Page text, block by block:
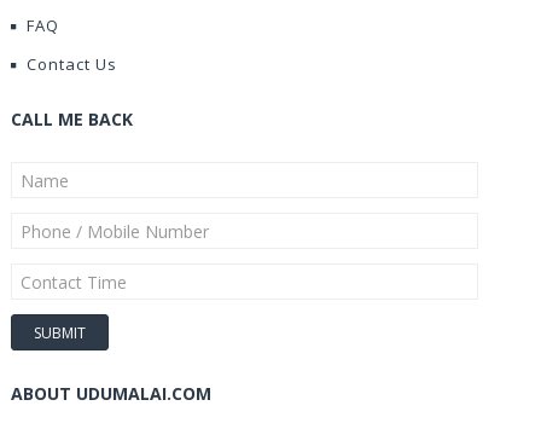
FAQ
Contact Us
CALL ME BACK
ABOUT UDUMALAI.COM